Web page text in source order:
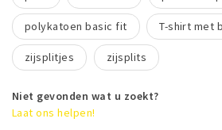
polykatoen basic fit T-shirt met
zijsplitjes zijsplits
Niet gevonden wat u zoekt?
Laat ons helpen!